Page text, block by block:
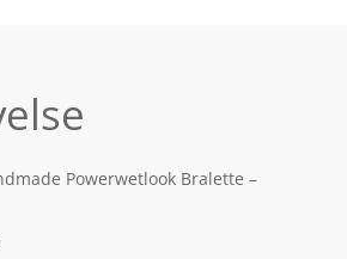
Powerwetlook Bralette –